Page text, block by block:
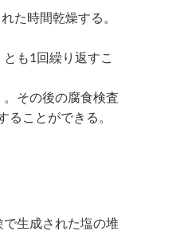
た時間乾燥する。
も1回繰り返すこ
その後の腐食検査
ことができる。
生成された塩の堆